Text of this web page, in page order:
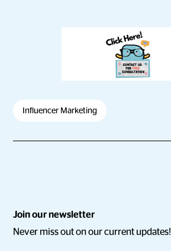
Influencer Marketing
Join our newsletter
Never miss out on our current updates!